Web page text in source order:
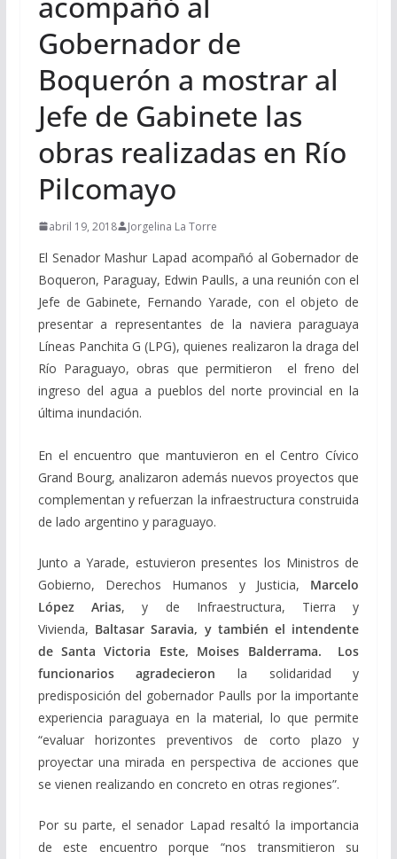
Gobernador de
Boquerón a mostrar al
Jefe de Gabinete las
obras realizadas en Río
Pilcomayo
abril 19, 2018 Jorgelina La Torre
El Senador Mashur Lapad acompañó al Gobernador de
Boqueron, Paraguay, Edwin Paulls, a una reunión con el
Jefe de Gabinete, Fernando Yarade, con el objeto de
presentar a representantes de la naviera paraguaya
Líneas Panchita G (LPG), quienes realizaron la draga del
Río Paraguayo, obras que permitieron el freno del
ingreso del agua a pueblos del norte provincial en la
última inundación.
En el encuentro que mantuvieron en el Centro Cívico
Grand Bourg, analizaron además nuevos proyectos que
complementan y refuerzan la infraestructura construida
de lado argentino y paraguayo.
Junto a Yarade, estuvieron presentes los Ministros de
Gobierno, Derechos Humanos y Justicia, Marcelo
López Arias, y de Infraestructura, Tierra y
Vivienda, Baltasar Saravia, y también el intendente
de Santa Victoria Este, Moises Balderrama.
Los
funcionarios agradecieron la solidaridad y
predisposición del gobernador Paulls por la importante
experiencia paraguaya en la material, lo que permite
“evaluar horizontes preventivos de corto plazo y
proyectar una mirada en perspectiva de acciones que
se vienen realizando en concreto en otras regiones”.
Por su parte, el senador Lapad resaltó la importancia
de este encuentro porque “nos transmitieron su